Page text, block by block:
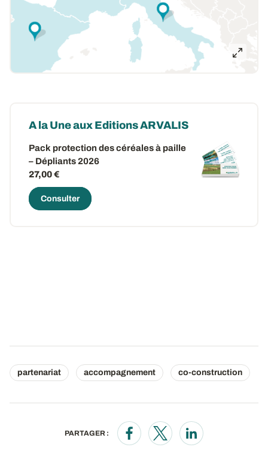
A la Une aux Editions ARVALIS
Pack protection des céréales à paille
– Dépliants 2026
27,00 €
Consulter
partenariat accompagnement co-construction
PARTAGER :
Opens in a new window
Opens in a new window
Opens in a new